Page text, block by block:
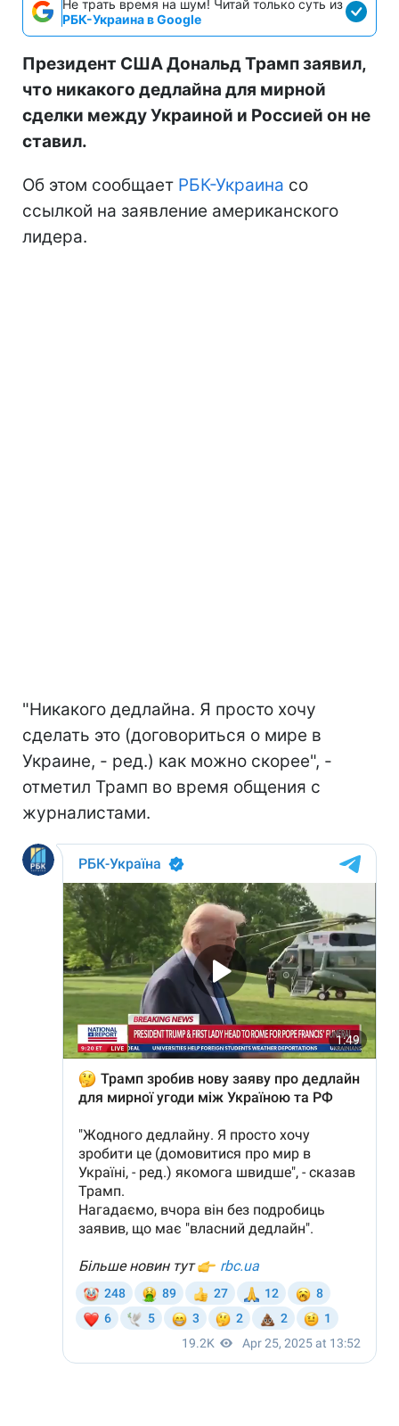
Не трать время на шум! Читай только суть из
РБК-Украина в Google
Президент США Дональд Трамп заявил,
что никакого дедлайна для мирной
сделки между Украиной и Россией он не
ставил.
Об этом сообщает РБК-Украина со
ссылкой на заявление американского
лидера.
"Никакого дедлайна. Я просто хочу
сделать это (договориться о мире в
Украине, - ред.) как можно скорее", -
отметил Трамп во время общения с
журналистами.